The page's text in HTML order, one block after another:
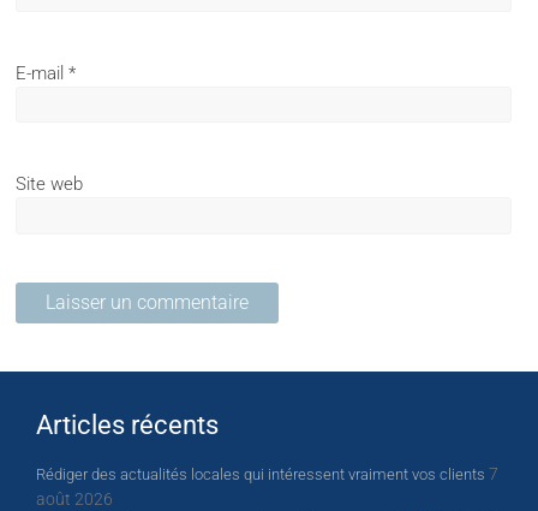
E-mail*
Site web
Articles récents
Rédiger des actualités locales qui intéressent vraiment vos clients 7
août 2026